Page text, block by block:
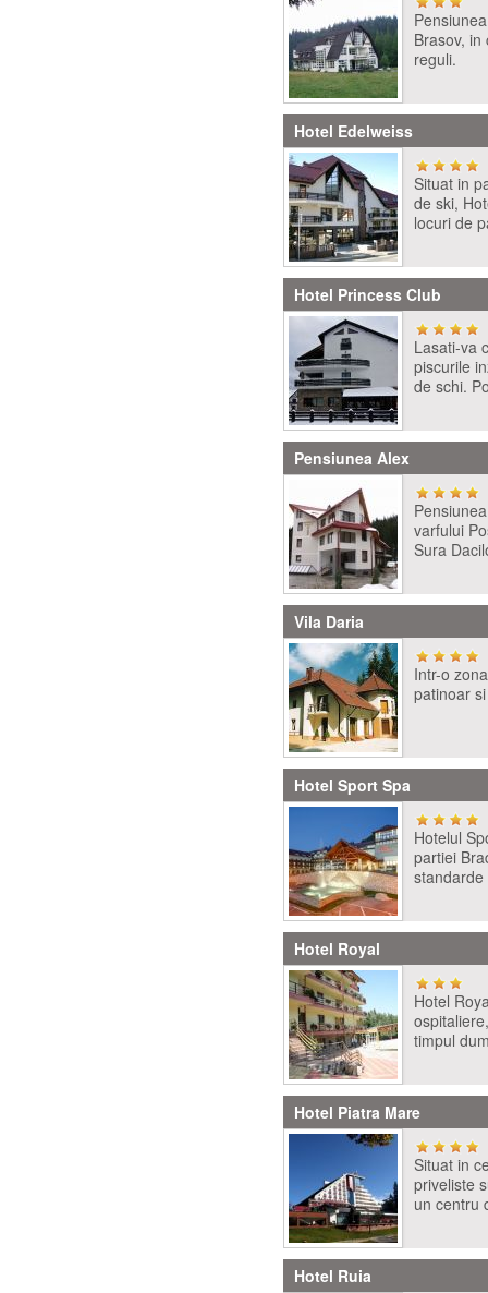
Brasov,
reguli.
Hotel Edelweiss
Situat in
de ski,
locuri de
Hotel Princess Club
Lasati-va
piscurile
de schi.
Pensiunea Alex
varfului
Sura
Vila Daria
Intr-o
patinoar
Hotel Sport Spa
Hotelul
partiei
Hotel Royal
Hotel
timpul
Hotel Piatra Mare
Situat in
priveliste
un centru
Hotel Ruia